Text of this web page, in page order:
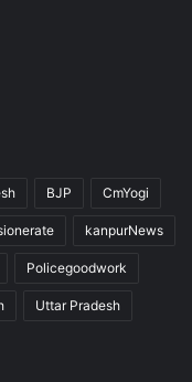
BJP CmYogi
kanpurNews
Policegoodwork
Uttar Pradesh